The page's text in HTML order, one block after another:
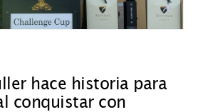
hace historia para
conquistar con